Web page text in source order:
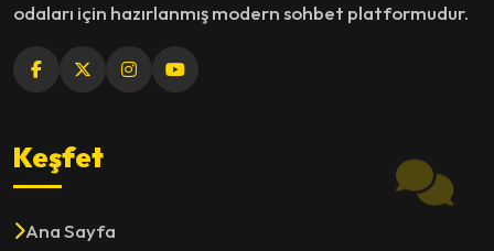
odaları için hazırlanmış modern sohbet platformudur.
Keşfet
Ana Sayfa